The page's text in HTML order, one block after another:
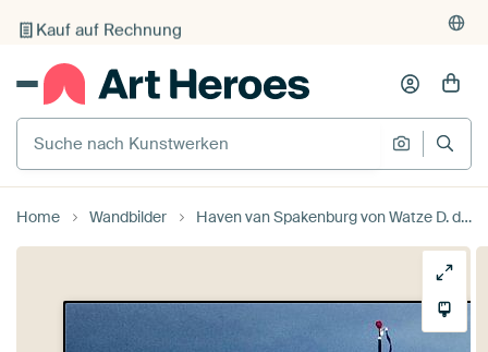
Kauf auf Rechnung
Individueller Druck auf Bestellung
Suche nach Kunstwerken
Suche
Home Wandbilder Haven van Spakenburg von Watze D. de Haan